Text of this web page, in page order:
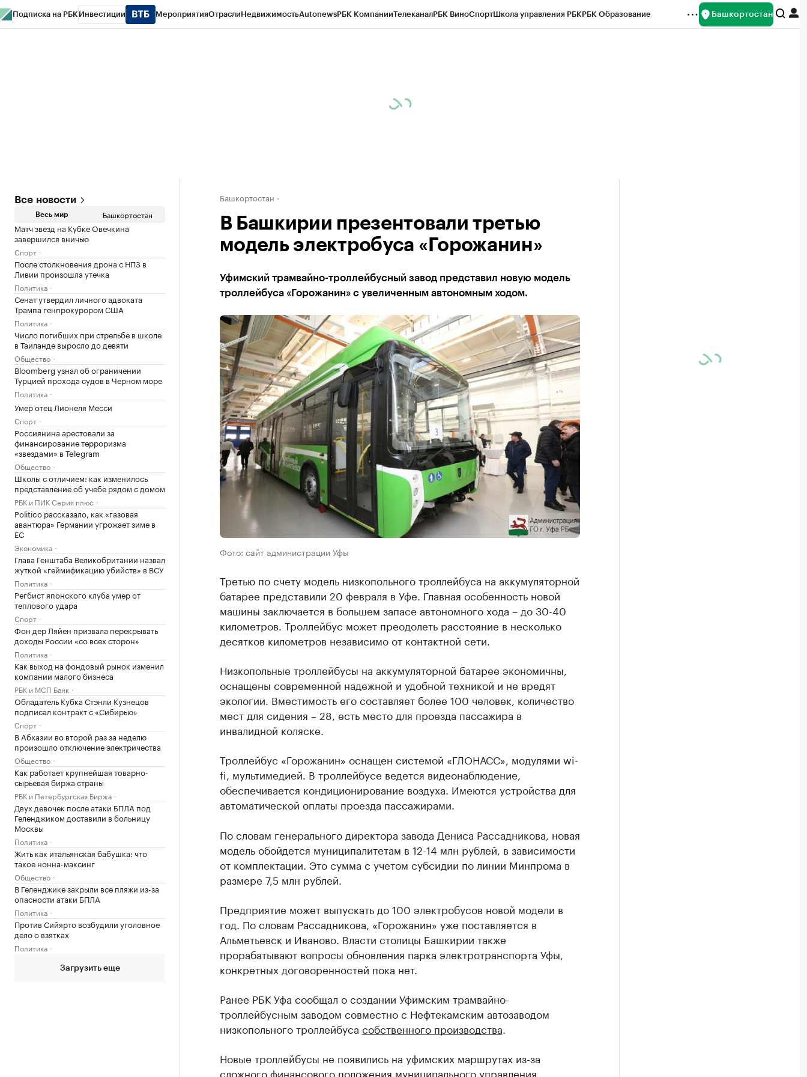
Подписка на РБК Инвестиции МероприятияОтраслиНедвижимостьAutonewsРБК КомпанииТелеканалРБК ВиноСпортШкола управления РБКРБК Образование Башкортостан
Все новости
Весь мир Башкортостан
Матч звезд на Кубке Овечкина
завершился вничью
Спорт
После столкновения дрона с НПЗ в
Ливии произошла утечка
Политика
Сенат утвердил личного адвоката
Трампа генпрокурором США
Политика
Число погибших при стрельбе в школе
в Таиланде выросло до девяти
Общество
Bloomberg узнал об ограничении
Турцией прохода судов в Черном море
Политика
Умер отец Лионеля Месси
Спорт
Россиянина арестовали за
финансирование терроризма
«звездами» в Telegram
Общество
Школы с отличием: как изменилось
представление об учебе рядом с домом
РБК и ПИК Серия плюс
Politico рассказало, как «газовая
авантюра» Германии угрожает зиме в
ЕС
Экономика
Глава Генштаба Великобритании назвал
жуткой «геймификацию убийств» в ВСУ
Политика
Регбист японского клуба умер от
теплового удара
Спорт
Фон дер Ляйен призвала перекрывать
доходы России «со всех сторон»
Политика
Как выход на фондовый рынок изменил
компании малого бизнеса
РБК и МСП Банк
Обладатель Кубка Стэнли Кузнецов
подписал контракт с «Сибирью»
Спорт
В Абхазии во второй раз за неделю
произошло отключение электричества
Общество
Как работает крупнейшая товарно-
сырьевая биржа страны
РБК и Петербургская Биржа
Двух девочек после атаки БПЛА под
Геленджиком доставили в больницу
Москвы
Политика
Жить как итальянская бабушка: что
такое нонна-максинг
Общество
В Геленджике закрыли все пляжи из-за
опасности атаки БПЛА
Политика
Против Сийярто возбудили уголовное
дело о взятках
Политика
Загрузить еще
Башкортостан
В Башкирии презентовали третью
модель электробуса «Горожанин»
Уфимский трамвайно-троллейбусный завод представил новую модель
троллейбуса «Горожанин» с увеличенным автономным ходом.
Фото: сайт администрации Уфы
Третью по счету модель низкопольного троллейбуса на аккумуляторной
батарее представили 20 февраля в Уфе. Главная особенность новой
машины заключается в большем запасе автономного хода – до 30-40
километров. Троллейбус может преодолеть расстояние в несколько
десятков километров независимо от контактной сети.
Низкопольные троллейбусы на аккумуляторной батарее экономичны,
оснащены современной надежной и удобной техникой и не вредят
экологии. Вместимость его составляет более 100 человек, количество
мест для сидения – 28, есть место для проезда пассажира в
инвалидной коляске.
Троллейбус «Горожанин» оснащен системой «ГЛОНАСС», модулями wi-
fi, мультимедией. В троллейбусе ведется видеонаблюдение,
обеспечивается кондиционирование воздуха. Имеются устройства для
автоматической оплаты проезда пассажирами.
По словам генерального директора завода Дениса Рассадникова, новая
модель обойдется муниципалитетам в 12-14 млн рублей, в зависимости
от комплектации. Это сумма с учетом субсидии по линии Минпрома в
размере 7,5 млн рублей.
Предприятие может выпускать до 100 электробусов новой модели в
год. По словам Рассадникова, «Горожанин» уже поставляется в
Альметьевск и Иваново. Власти столицы Башкирии также
прорабатывают вопросы обновления парка электротранспорта Уфы,
конкретных договоренностей пока нет.
Ранее РБК Уфа сообщал о создании Уфимским трамвайно-
троллейбусным заводом совместно с Нефтекамским автозаводом
низкопольного троллейбуса собственного производства
Новые троллейбусы не появились на уфимских маршрутах из-за
сложного финансового положения муниципального управления